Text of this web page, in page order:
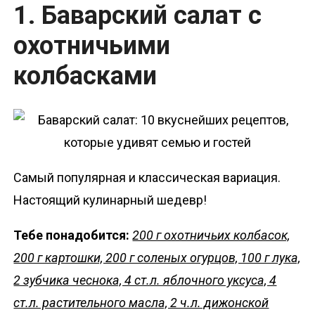
1. Баварский салат с
охотничьими
колбасками
Самый популярная и классическая вариация.
Настоящий кулинарный шедевр!
Тебе понадобится:200 г охотничьих колбасок,
200 г картошки, 200 г соленых огурцов, 100 г лука,
2 зубчика чеснока, 4 ст.л. яблочного уксуса, 4
ст.л. растительного масла, 2 ч.л. дижонской